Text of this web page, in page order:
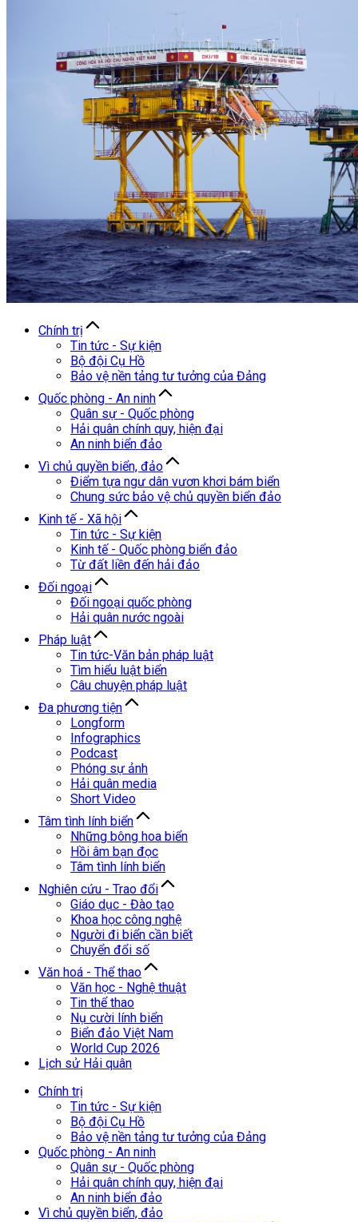
Chính trị
Tin tức - Sự kiện
Bộ đội Cụ Hồ
Bảo vệ nền tảng tư tưởng của Đảng
Quốc phòng - An ninh
Quân sự - Quốc phòng
Hải quân chính quy, hiện đại
An ninh biển đảo
Vì chủ quyền biển, đảo
Điểm tựa ngư dân vươn khơi bám biển
Chung sức bảo vệ chủ quyền biển đảo
Kinh tế - Xã hội
Tin tức - Sự kiện
Kinh tế - Quốc phòng biển đảo
Từ đất liền đến hải đảo
Đối ngoại
Đối ngoại quốc phòng
Hải quân nước ngoài
Pháp luật
Tin tức-Văn bản pháp luật
Tìm hiểu luật biển
Câu chuyện pháp luật
Đa phương tiện
Longform
Infographics
Podcast
Phóng sự ảnh
Hải quân media
Short Video
Tâm tình lính biển
Những bông hoa biển
Hồi âm bạn đọc
Tâm tình lính biển
Nghiên cứu - Trao đổi
Giáo dục - Đào tạo
Khoa học công nghệ
Người đi biển cần biết
Chuyển đổi số
Văn hoá - Thể thao
Văn học - Nghệ thuật
Tin thể thao
Nụ cười lính biển
Biển đảo Việt Nam
World Cup 2026
Lịch sử Hải quân
Chính trị
Tin tức - Sự kiện
Bộ đội Cụ Hồ
Bảo vệ nền tảng tư tưởng của Đảng
Quốc phòng - An ninh
Quân sự - Quốc phòng
Hải quân chính quy, hiện đại
An ninh biển đảo
Vì chủ quyền biển, đảo